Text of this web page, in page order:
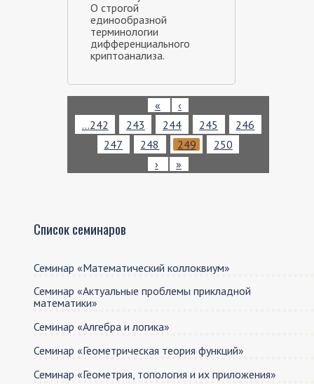
О строгой
единообразной
терминологии
дифференциального
криптоанализа.
Нумерация
страниц
Первая
страница
«
Предыдущая
страница
‹
Page
…242 Page
243 Page
244 Page
245 Page
246
Page
247 Page
248
Текущая
страница
249 Page
250
Следующая
страница
›
Последняя
страница
»
Список семинаров
Семинар «Математический коллоквиум»
Семинар «Актуальные проблемы прикладной
математики»
Семинар «Алгебра и логика»
Семинар «Геометрическая теория функций»
Семинар «Геометрия, топология и их приложения»